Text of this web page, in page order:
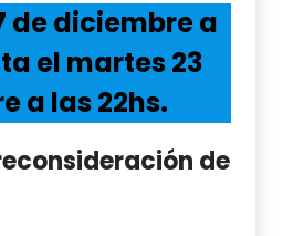
de diciembre a
el martes 23
a las 22hs.
de